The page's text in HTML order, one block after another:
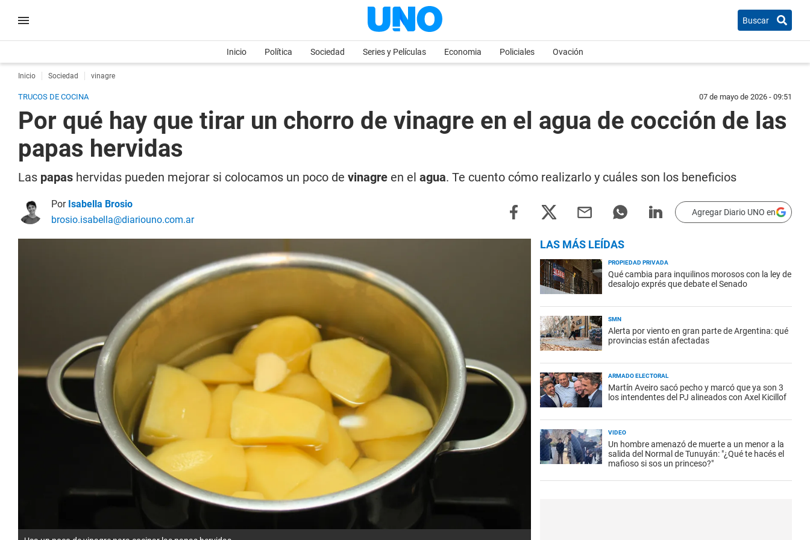
Buscar
Inicio Política Sociedad Series y Películas Economia Policiales Ovación
Inicio Sociedad vinagre
TRUCOS DE COCINA 07 de mayo de 2026 - 09:51
Por qué hay que tirar un chorro de vinagre en el agua de cocción de las
papas hervidas
Las papas hervidas pueden mejorar si colocamos un poco de vinagre en el agua. Te cuento cómo realizarlo y cuáles son los beneficios
Por Isabella Brosio
brosio.isabella@diariouno.com.ar
Agregar Diario UNO en
LAS MÁS LEÍDAS
PROPIEDAD PRIVADA
Qué cambia para inquilinos morosos con la ley de
desalojo exprés que debate el Senado
SMN
Alerta por viento en gran parte de Argentina: qué
provincias están afectadas
ARMADO ELECTORAL
Martín Aveiro sacó pecho y marcó que ya son 3
los intendentes del PJ alineados con Axel Kicillof
VIDEO
Un hombre amenazó de muerte a un menor a la
salida del Normal de Tunuyán: "¿Qué te hacés el
mafioso si sos un princeso?"